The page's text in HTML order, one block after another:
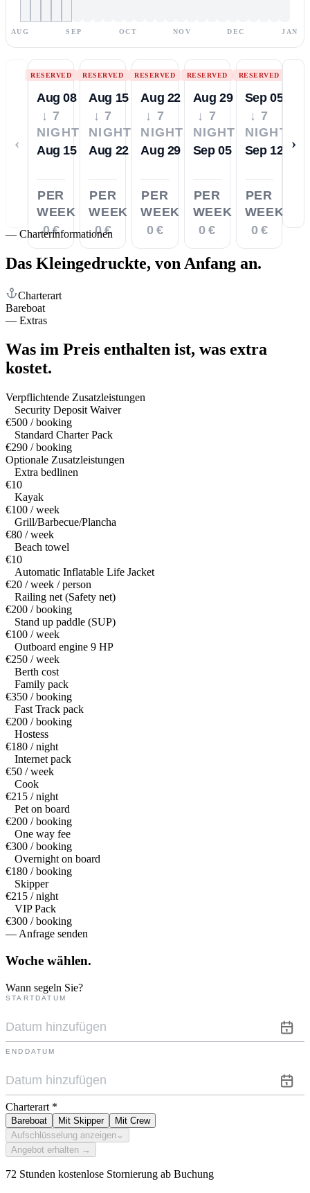
AUG SEP OCT NOV DEC JAN
‹
RESERVED
Aug 08
↓ 7
NIGHTS
Aug 15
PER
WEEK
0 €
RESERVED
Aug 15
↓ 7
NIGHTS
Aug 22
PER
WEEK
0 €
RESERVED
Aug 22
↓ 7
NIGHTS
Aug 29
PER
WEEK
0 €
RESERVED
Aug 29
↓ 7
NIGHTS
Sep 05
PER
WEEK
0 €
RESERVED
Sep 05
↓ 7
NIGHTS
Sep 12
PER
WEEK
0 €
›
— Charterinformationen
Das Kleingedruckte, von Anfang an.
Charterart
Bareboat
— Extras
Was im Preis enthalten ist, was extra
kostet.
Verpflichtende Zusatzleistungen
Security Deposit Waiver
€500 / booking
Standard Charter Pack
€290 / booking
Optionale Zusatzleistungen
Extra bedlinen
€10
Kayak
€100 / week
Grill/Barbecue/Plancha
€80 / week
Beach towel
€10
Automatic Inflatable Life Jacket
€20 / week / person
Railing net (Safety net)
€200 / booking
Stand up paddle (SUP)
€100 / week
Outboard engine 9 HP
€250 / week
Berth cost
Family pack
€350 / booking
Fast Track pack
€200 / booking
Hostess
€180 / night
Internet pack
€50 / week
Cook
€215 / night
Pet on board
€200 / booking
One way fee
€300 / booking
Overnight on board
€180 / booking
Skipper
€215 / night
VIP Pack
€300 / booking
— Anfrage senden
Woche wählen.
Wann segeln Sie?
STARTDATUM
ENDDATUM
Charterart *
Bareboat Mit Skipper
Mit Crew
Aufschlüsselung anzeigen ⌄
Angebot erhalten →
72 Stunden kostenlose Stornierung ab Buchung